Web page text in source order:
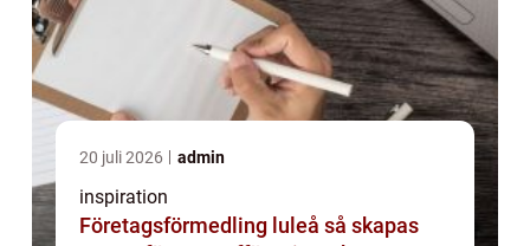
20 juli 2026 admin
inspiration
Företagsförmedling luleå så skapas